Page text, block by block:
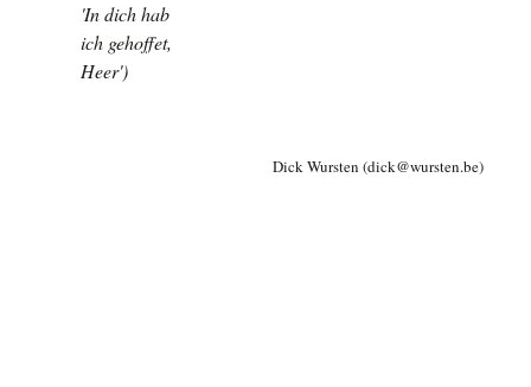
'In dich hab
ich gehoffet,
Heer')
Dick Wursten (dick@wursten.be)